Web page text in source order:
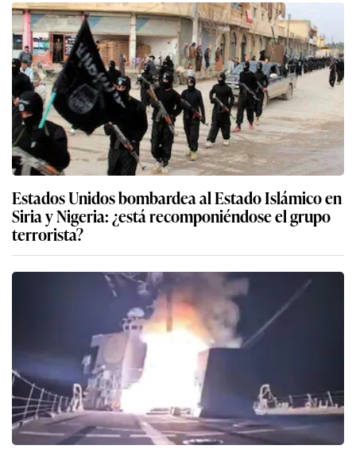
Estados Unidos bombardea al Estado Islámico en
Siria y Nigeria: ¿está recomponiéndose el grupo
terrorista?